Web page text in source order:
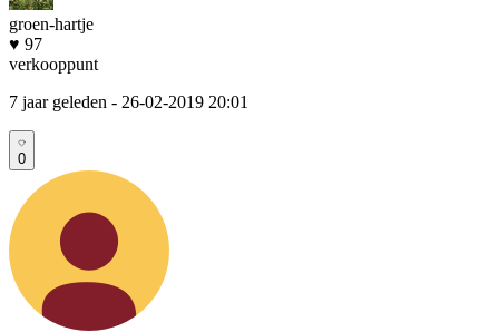
groen-hartje
♥ 97
verkooppunt
7 jaar geleden - 26-02-2019 20:01
0